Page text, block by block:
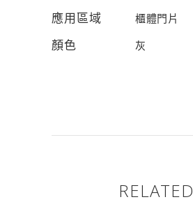
應用區域 櫃體門片
顏色 灰
RELATED